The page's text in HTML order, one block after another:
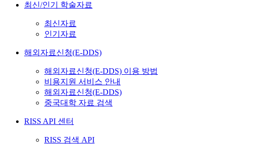
최신/인기 학술자료
최신자료
인기자료
해외자료신청(E-DDS)
해외자료신청(E-DDS) 이용 방법
비용지원 서비스 안내
해외자료신청(E-DDS)
중국대학 자료 검색
RISS API 센터
RISS 검색 API